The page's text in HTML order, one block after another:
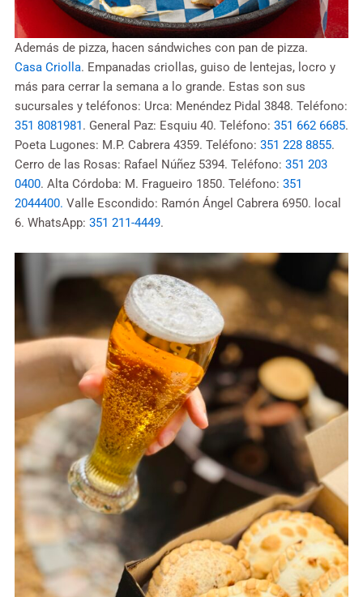
Además de pizza, hacen sándwiches con pan de pizza.
Casa Criolla. Empanadas criollas, guiso de lentejas, locro y
más para cerrar la semana a lo grande. Estas son sus
sucursales y teléfonos: Urca: Menéndez Pidal 3848. Teléfono:
351 8081981. General Paz: Esquiu 40. Teléfono: 351 662 6685.
Poeta Lugones: M.P. Cabrera 4359. Teléfono: 351 228 8855.
Cerro de las Rosas: Rafael Núñez 5394. Teléfono: 351 203
0400. Alta Córdoba: M. Fragueiro 1850. Teléfono: 351
2044400. Valle Escondido: Ramón Ángel Cabrera 6950. local
6. WhatsApp: 351 211-4449.